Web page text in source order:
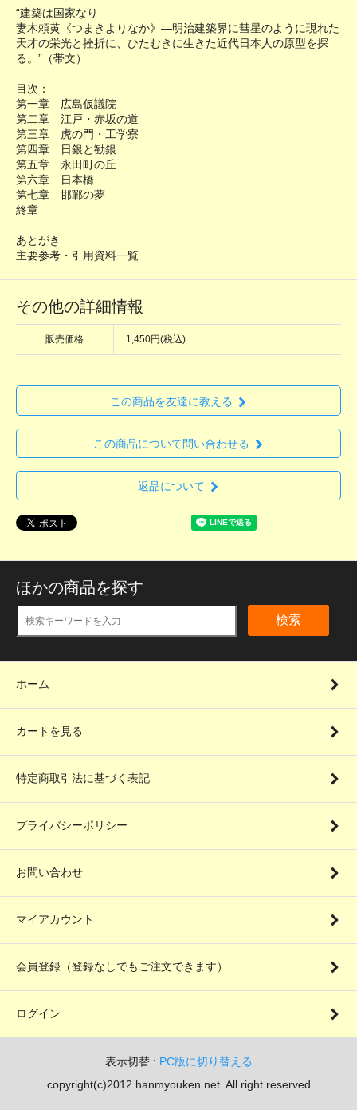
“建築は国家なり
妻木頼黄《つまきよりなか》―明治建築界に彗星のように現れた
天才の栄光と挫折に、ひたむきに生きた近代日本人の原型を探
る。”（帯文）
目次：
第一章 広島仮議院
第二章 江戸・赤坂の道
第三章 虎の門・工学寮
第四章 日銀と勧銀
第五章 永田町の丘
第六章 日本橋
第七章 邯鄲の夢
終章
あとがき
主要参考・引用資料一覧
その他の詳細情報
販売価格 1,450円(税込)
この商品を友達に教える
この商品について問い合わせる
返品について
ほかの商品を探す
検索
ホーム
カートを見る
特定商取引法に基づく表記
プライバシーポリシー
お問い合わせ
マイアカウント
会員登録（登録なしでもご注文できます）
ログイン
表示切替 : PC版に切り替える
copyright(c)2012 hanmyouken.net. All right reserved